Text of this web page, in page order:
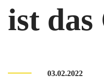
ist das
03.02.2022